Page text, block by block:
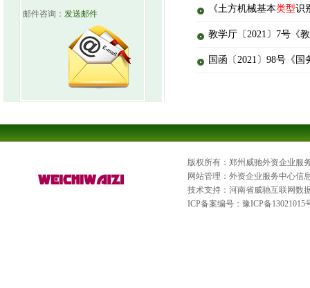
邮件咨询： 发送邮件 《土方机械基本类型识
教学厅〔2021〕7号《
国函〔2021〕98号《国
版权所有：郑州威驰外资企业服
网站管理：外资企业服务中心信
技术支持：河南省威驰互联网数
ICP备案编号： 豫ICP备13021015